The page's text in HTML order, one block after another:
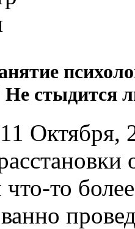
стыдится
11 Октября,
то